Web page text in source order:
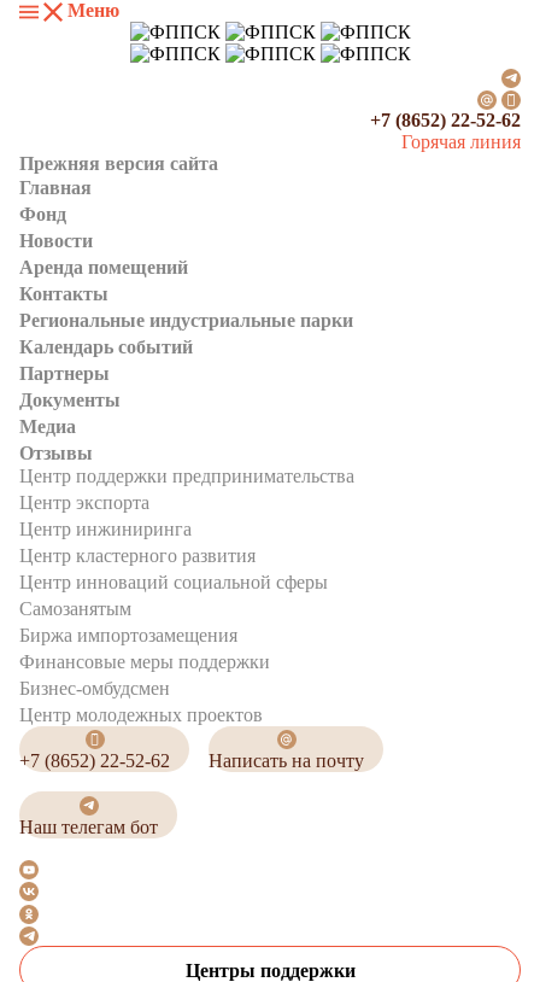
Меню
+7 (8652) 22-52-62
Горячая линия
Прежняя версия сайта
Главная
Фонд
Новости
Аренда помещений
Контакты
Региональные индустриальные парки
Календарь событий
Партнеры
Документы
Медиа
Отзывы
Центр поддержки предпринимательства
Центр экспорта
Центр инжиниринга
Центр кластерного развития
Центр инноваций социальной сферы
Cамозанятым
Биржа импортозамещения
Финансовые меры поддержки
Бизнес-омбудсмен
Центр молодежных проектов
+7 (8652) 22-52-62 Написать на почту
Наш телегам бот
Центры поддержки